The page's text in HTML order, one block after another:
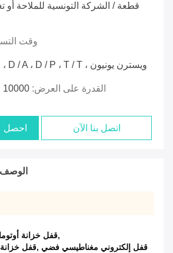
قطعة / الشركة التونسية للملاحة
وقت
L / C ، D / A ، D / P ، T / T ، ويسترن يونيون
القدرة على العرض: 10000 قطعة / قطعة يوميا
احصل اتصل بنا الآن
الوصف
قفل خزانة أوتوماتيكي,
قفل خزانة, قفل إلكتروني مغناطيسي فضي